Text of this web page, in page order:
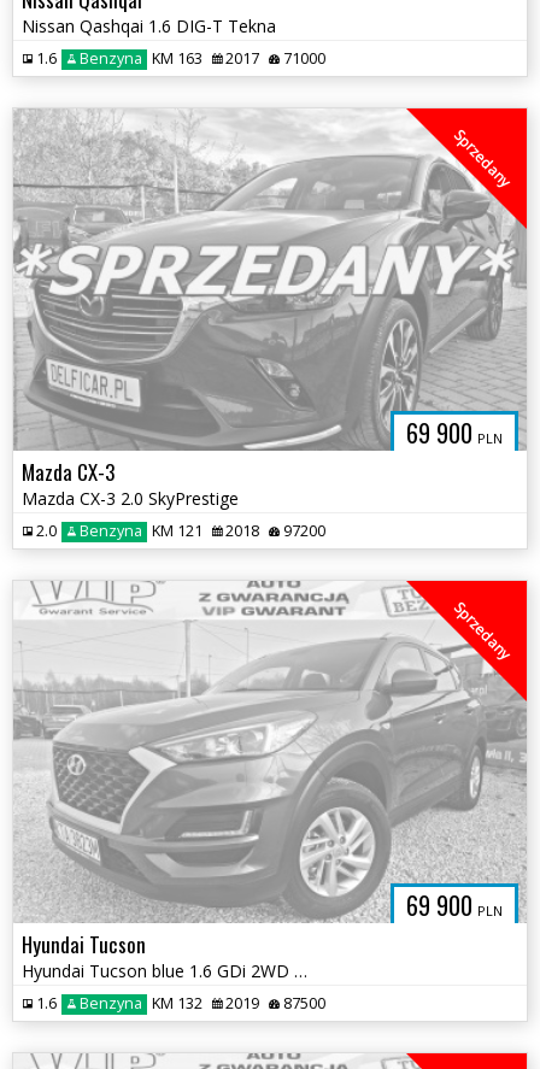
Nissan Qashqai 1.6 DIG-T Tekna
1.6 Benzyna KM 163 2017 71000
69 900 PLN
Sprzedany
Mazda CX-3
Mazda CX-3 2.0 SkyPrestige
2.0 Benzyna KM 121 2018 97200
69 900 PLN
Sprzedany
Hyundai Tucson
Hyundai Tucson blue 1.6 GDi 2WD Navi
1.6 Benzyna KM 132 2019 87500